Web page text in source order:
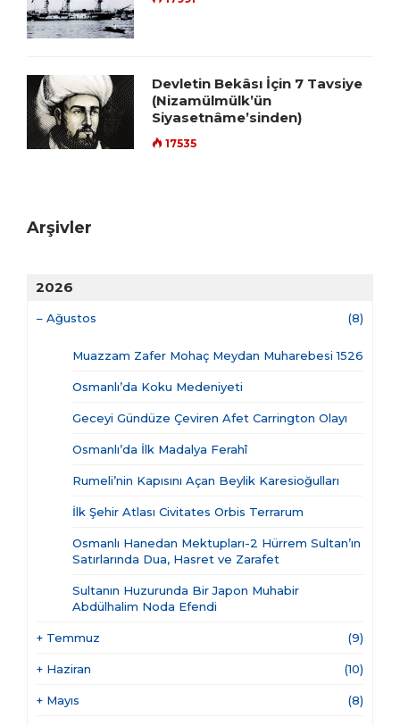
Devletin Bekâsı İçin 7 Tavsiye
(Nizamülmülk’ün
Siyasetnâme’sinden)
17535
Arşivler
2026
– Ağustos (8)
Muazzam Zafer Mohaç Meydan Muharebesi 1526
Osmanlı’da Koku Medeniyeti
Geceyi Gündüze Çeviren Afet Carrington Olayı
Osmanlı’da İlk Madalya Ferahî
Rumeli’nin Kapısını Açan Beylik Karesioğulları
İlk Şehir Atlası Civitates Orbis Terrarum
Osmanlı Hanedan Mektupları-2 Hürrem Sultan’ın
Satırlarında Dua, Hasret ve Zarafet
Sultanın Huzurunda Bir Japon Muhabir
Abdülhalim Noda Efendi
+ Temmuz (9)
+ Haziran (10)
+ Mayıs (8)